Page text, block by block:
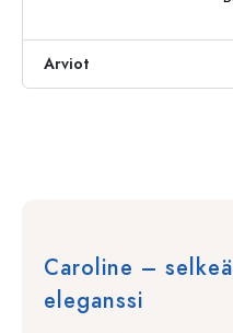
Arviot
Caroline –
eleganssi